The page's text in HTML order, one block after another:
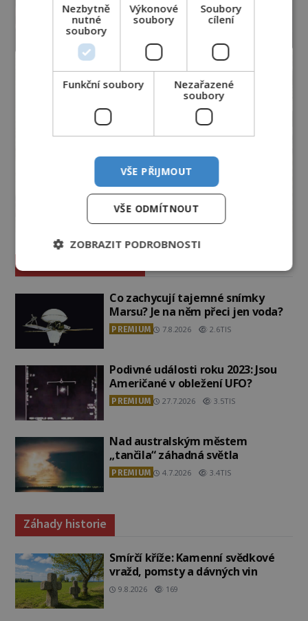
Co zachycují tajemné snímky
Marsu? Je na něm přeci jen voda?
PREMIUM 7.8.2026 2.6TIS
Podivné události roku 2023: Jsou
Američané v obležení UFO?
PREMIUM 27.7.2026 3.5TIS
Nad australským městem
„tančila“ záhadná světla
PREMIUM 4.7.2026 3.4TIS
Záhady historie
Smírčí kříže: Kamenní svědkové
vražd, pomsty a dávných vin
9.8.2026 169
Nezbytně
nutné
soubory
Výkonové
soubory
Soubory
cílení
Funkční soubory
Nezařazené
soubory
VŠE PŘIJMOUT
VŠE ODMÍTNOUT
ZOBRAZIT PODROBNOSTI